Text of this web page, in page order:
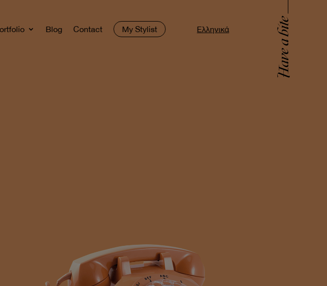
Blog Contact My Stylist Ελληνικά Have a bite